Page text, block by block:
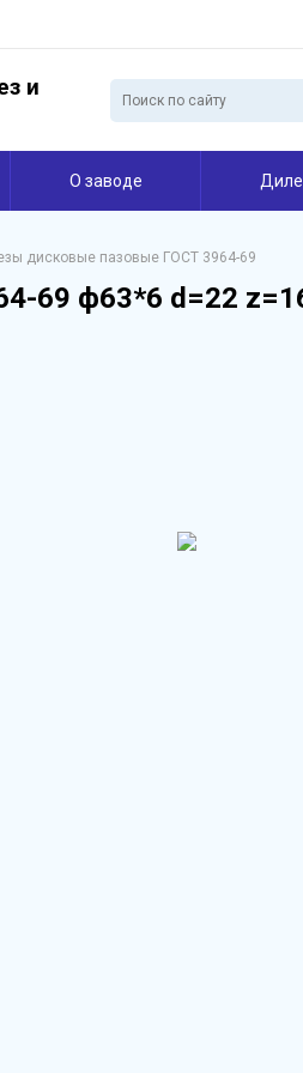
и
О заводе
дисковые пазовые ГОСТ 3964-69
69 ф63*6 d=22